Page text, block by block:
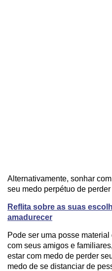
Alternativamente, sonhar
seu medo perpétuo de
Reflita sobre as suas
amadurecer
Pode ser uma posse
com seus amigos e
estar com medo de perder
medo de se distanciar de